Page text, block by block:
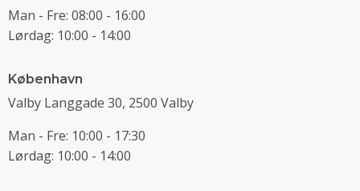
Man - Fre: 08:00 - 16:00
Lørdag: 10:00 - 14:00
København
Valby Langgade 30, 2500 Valby
Man - Fre: 10:00 - 17:30
Lørdag: 10:00 - 14:00